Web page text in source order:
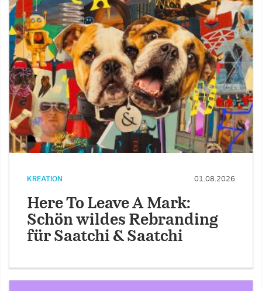
KREATION 01.08.2026
Here To Leave A Mark:
Schön wildes Rebranding
für Saatchi & Saatchi